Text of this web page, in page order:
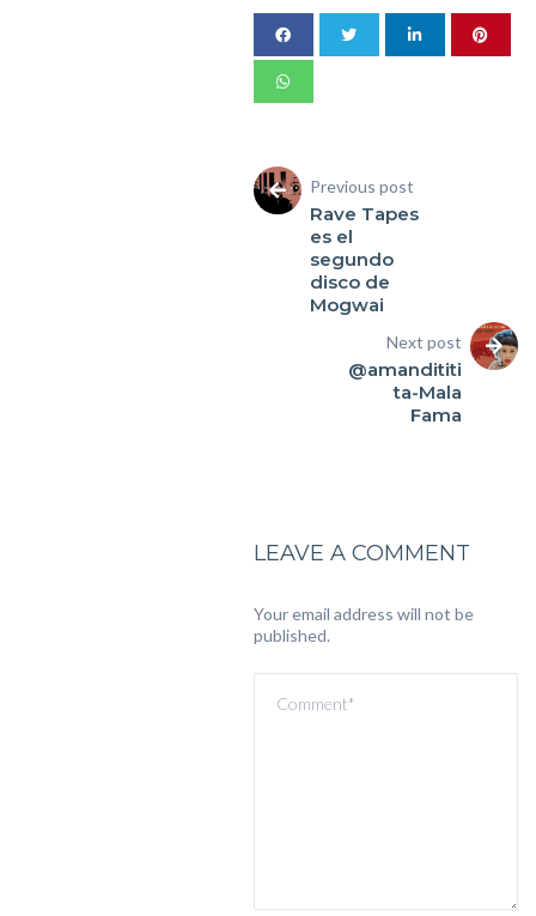
Previous post
Rave Tapes
es el
segundo
disco de
Mogwai
Next post
@amandititi
ta-Mala
Fama
LEAVE A COMMENT
Your email address will not be
published.